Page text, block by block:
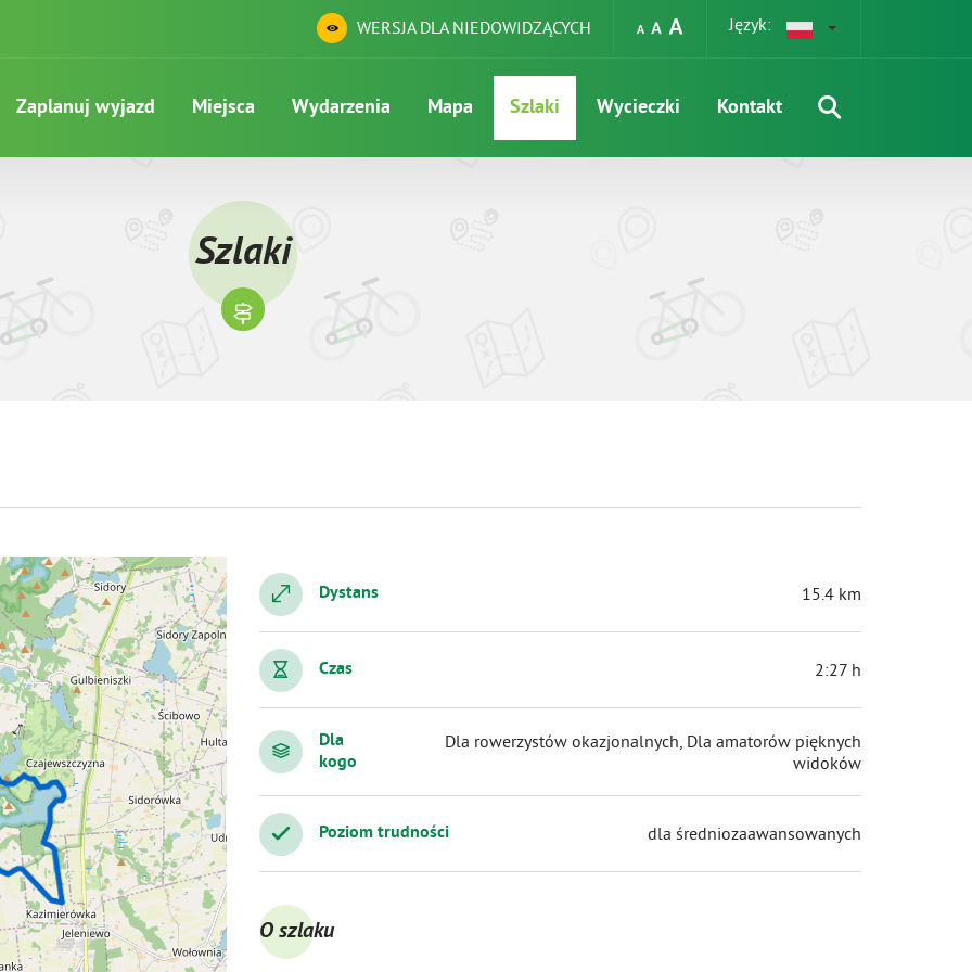
Język:
WERSJA DLA NIEDOWIDZĄCYCH
Zaplanuj wyjazd Miejsca Wydarzenia Mapa Szlaki Wycieczki Kontakt
Szlaki
Dystans 15.4 km
Czas 2:27 h
Dla
kogo
Dla rowerzystów okazjonalnych, Dla amatorów pięknych
widoków
Poziom trudności dla średniozaawansowanych
O szlaku